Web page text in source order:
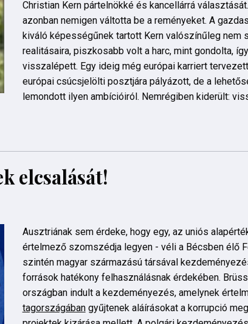
Christian Kern pártelnökké és kancellárrá
azonban nemigen váltotta be a reményeket. A
kiváló képességűnek tartott Kern valószínűleg nem
realitásaira, piszkosabb volt a harc, mint gondolta,
visszalépett. Egy ideig még európai karriert
európai csúcsjelölti posztjára pályázott, de a
lemondott ilyen ambícióiról. Nemrégiben kiderült:
elcsalását!
Ausztriának sem érdeke, hogy egy, az uniós
értelmező szomszédja legyen - véli a Bécsben élő
szintén magyar származású társával
források hatékony felhasználásnak érdekében.
országban indult a kezdeményezés, amelynek
tagországábangyűjtenek aláírásokat a korrupció